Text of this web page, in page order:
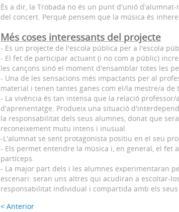
És a dir, la Trobada no és un punt d'unió
del concert. Perquè pensem que la música és
Més coses interessants del projecte
- Es un projecte de l'escola pública per a l'escola
- El fet de participar actuant (i no com a públic)
les cançons sinó el moment d'ensamblar totes les
- Una de les sensacions més impactants per al
material i tenen tantes ganes com el/la mestre/a
- La vivència és tan intensa que la relació
d'aprenentatge. Produeix una situació
la responsabilitat dels seus alumnes, donat que
reconeixement mutu intens i inusual.
-L'alumnat se sent protagonista positiu en el seu
- Els permet entendre la música i, en general, el fet
partíceps.
- La major part dels i les alumnes experimentaran
escenari: seran uns altres qui acudiran a escoltar-
responsabilitat individual i compartida amb els
< Anterior